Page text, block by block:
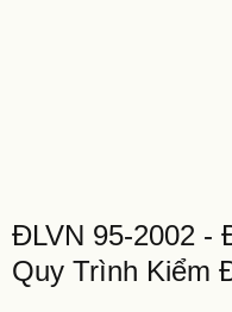
ĐLVN 95-2002 -
Quy Trình Kiểm